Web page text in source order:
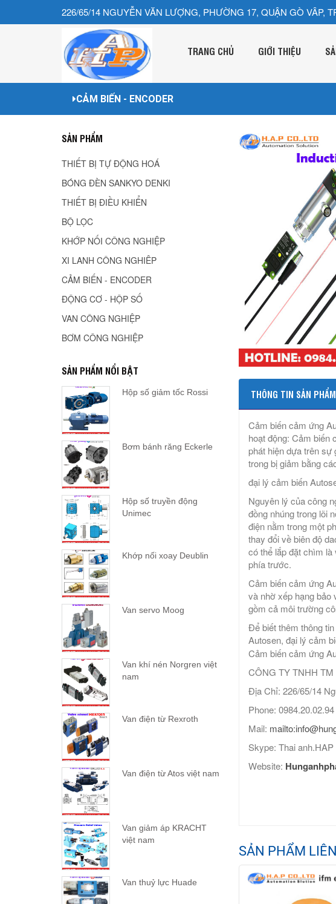
226/65/14 NGUYỄN VĂN LƯỢNG, PHƯỜNG 17, QUẬN GÒ VÂP,
TRANG CHỦ GIỚI THIỆU
CẢM BIẾN - ENCODER
THÔNG TIN SẢN PHẨM
Cảm biến cảm ứng
hoạt động: Cảm
phát hiện dựa trên
trong bị giảm bằng
đại lý cảm biến
Nguyên lý của công
đồng nhúng trong lõi
điện nằm trong một
thay đổi về biên độ
có thể lắp đặt chìm
phía trước.
Cảm biến cảm ứng
và nhờ xếp hạng bảo
gồm cả môi trường
Để biết thêm thông
Autosen, đại lý cảm
Cảm biến cảm ứng
CÔNG TY TNHH
Địa Chỉ: 226/65/14
Phone:
Mail:
Skype: Thai anh.HAP
Website:
SẢN PHẨM
SẢN PHẨM
THIẾT BỊ TỰ ĐỘNG HOÁ
BÓNG ĐÈN SANKYO DENKI
THIẾT BỊ ĐIỀU KHIỂN
BỘ LỌC
KHỚP NỐI CÔNG NGHIỆP
XI LANH CÔNG NGHIÊP
CẢM BIẾN - ENCODER
ĐỘNG CƠ - HỘP SỐ
VAN CÔNG NGHIỆP
BƠM CÔNG NGHIỆP
SẢN PHẨM NỔI BẬT
Hộp số giảm tốc Rossi
Bơm bánh răng Eckerle
Hộp số truyền động
Unimec
Khớp nối xoay Deublin
Van servo Moog
Van khí nén Norgren việt
nam
Van điện từ Rexroth
Van điện từ Atos việt nam
Van giảm áp KRACHT
việt nam
Van thuỷ lực Huade